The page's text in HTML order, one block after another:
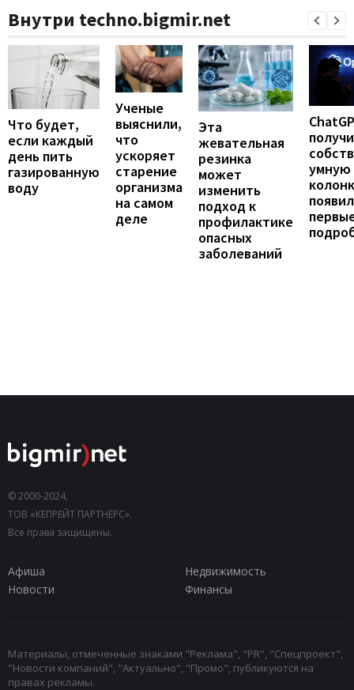
Внутри techno.bigmir.net
Что будет,
если каждый
день пить
газированную
воду
Ученые
выяснили,
что
ускоряет
старение
организма
на самом
деле
Эта
жевательная
резинка
может
изменить
подход к
профилактике
опасных
заболеваний
умную
© 2000-2024,
ТОВ «КЕПРЕЙТ ПАРТНЕРС».
Все права защищены.
Афиша
Недвижимость
Новости
Финансы
Материалы, отмеченные знаками "Реклама", "PR", "Спецпроект",
"Новости компаний", "Актуально", "Промо", публикуются на
правах рекламы.